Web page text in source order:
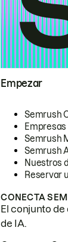
Empezar
Semrush
Empresas
Semrush
Semrush
Nuestros
Reservar
CONECTA
El conjunto
de IA.